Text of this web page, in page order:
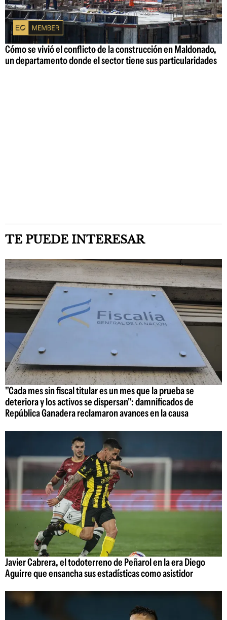
Cómo se vivió el conflicto de la construcción en Maldonado,
un departamento donde el sector tiene sus particularidades
TE PUEDE INTERESAR
"Cada mes sin fiscal titular es un mes que la prueba se
deteriora y los activos se dispersan": damnificados de
República Ganadera reclamaron avances en la causa
Javier Cabrera, el todoterreno de Peñarol en la era Diego
Aguirre que ensancha sus estadísticas como asistidor